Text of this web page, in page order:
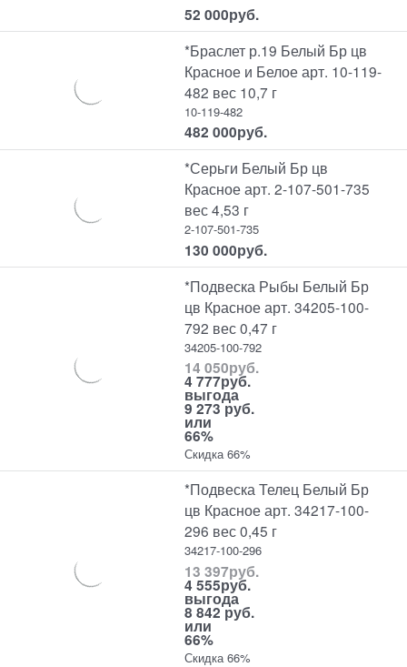
52 000руб.
*Браслет р.19 Белый Бр цв
Красное и Белое арт. 10-119-
482 вес 10,7 г
10-119-482
482 000руб.
*Серьги Белый Бр цв
Красное арт. 2-107-501-735
вес 4,53 г
2-107-501-735
130 000руб.
*Подвеска Рыбы Белый Бр
цв Красное арт. 34205-100-
792 вес 0,47 г
34205-100-792
14 050руб.
4 777руб.
выгода
9 273 руб.
или
66%
Скидка 66%
*Подвеска Телец Белый Бр
цв Красное арт. 34217-100-
296 вес 0,45 г
34217-100-296
13 397руб.
4 555руб.
выгода
8 842 руб.
или
66%
Скидка 66%